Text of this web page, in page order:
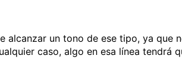
alcanzar un tono de ese tipo, ya
caso, algo en esa línea